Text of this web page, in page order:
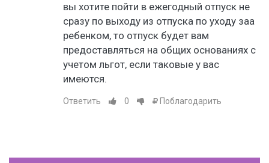
вы хотите пойти в ежегодный отпуск не
сразу по выходу из отпуска по уходу заа
ребенком, то отпуск будет вам
предоставляться на общих основаниях с
учетом льгот, если таковые у вас
имеются.
Ответить 0 Поблагодарить